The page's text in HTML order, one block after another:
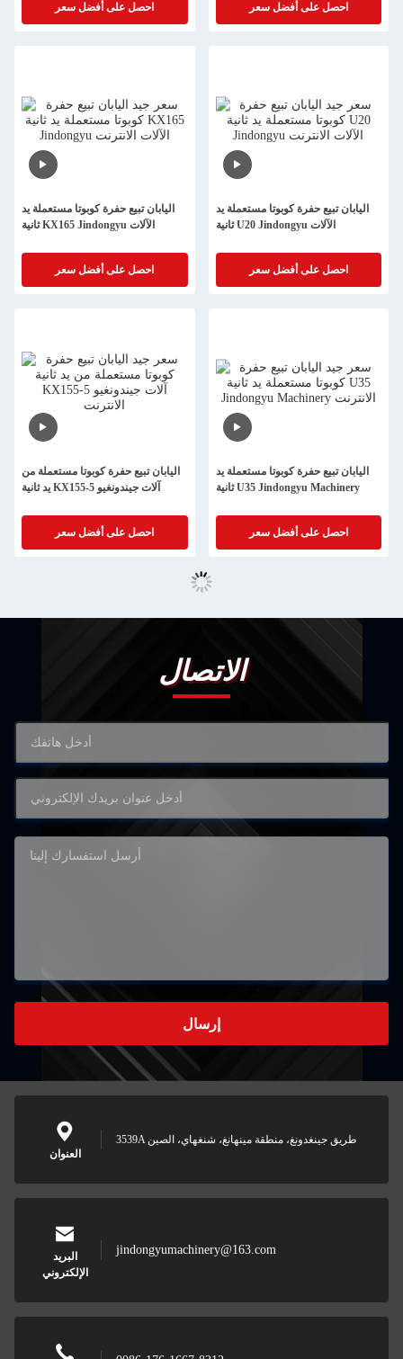
احصل على أفضل سعر احصل على أفضل سعر
اليابان تبيع حفرة كوبوتا مستعملة يد
ثانية KX165 Jindongyu الآلات
احصل على أفضل سعر
اليابان تبيع حفرة كوبوتا مستعملة يد
ثانية U20 Jindongyu الآلات
احصل على أفضل سعر
اليابان تبيع حفرة كوبوتا مستعملة من
يد ثانية KX155-5 آلات جيندونغيو
احصل على أفضل سعر
اليابان تبيع حفرة كوبوتا مستعملة يد
ثانية U35 Jindongyu Machinery
احصل على أفضل سعر
الاتصال
إرسال
العنوان
3539A طريق جينغدونغ، منطقة مينهانغ، شنغهاي، الصين
البريد
الإلكتروني
jindongyumachinery@163.com